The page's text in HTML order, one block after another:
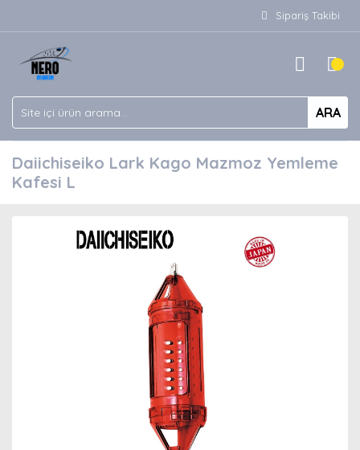
Sipariş Takibi
ARA
Daiichiseiko Lark Kago Mazmoz Yemleme
Kafesi L